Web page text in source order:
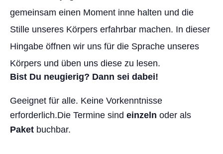
gemeinsam einen Moment inne halten und die
Stille unseres Körpers erfahrbar machen. In dieser
Hingabe öffnen wir uns für die Sprache unseres
Körpers und üben uns diese zu lesen.
Bist Du neugierig? Dann sei dabei!
Geeignet für alle. Keine Vorkenntnisse
erforderlich.Die Termine sind einzeln oder als
Paket buchbar.